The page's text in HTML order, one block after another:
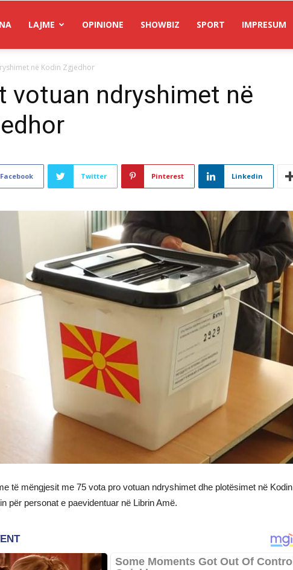
LAJME OPINIONE SHOWBIZ SPORT IMPRESUM
në Kodin Zgjedhor
votuan ndryshimet në
Facebook Twitter Pinterest Linkedin
të mëngjesit me 75 vota pro votuan ndryshimet dhe plotësimet në Kodin
për personat e paevidentuar në Librin Amë.